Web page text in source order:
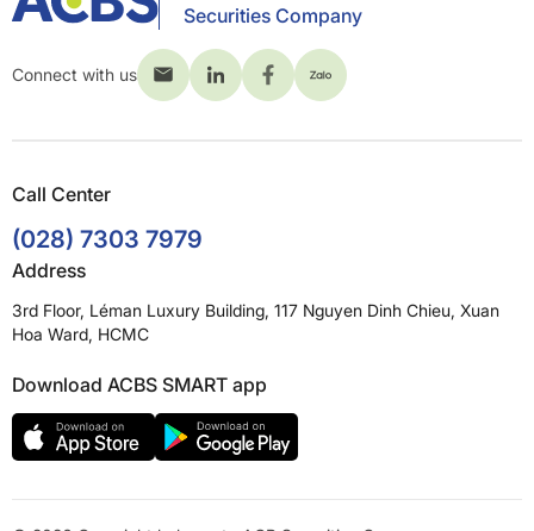
Securities Company
Connect with us
Call Center
(028) 7303 7979
Address
3rd Floor, Léman Luxury Building, 117 Nguyen Dinh Chieu, Xuan
Hoa Ward, HCMC
Download ACBS SMART app